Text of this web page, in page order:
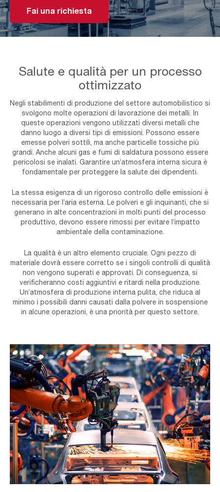
Fai una richiesta
Salute e qualità per un processo
ottimizzato
Negli stabilimenti di produzione del settore automobilistico si
svolgono molte operazioni di lavorazione dei metalli. In
queste operazioni vengono utilizzati diversi metalli che
danno luogo a diversi tipi di emissioni. Possono essere
emesse polveri sottili, ma anche particelle tossiche più
grandi. Anche alcuni gas e fumi di saldatura possono essere
pericolosi se inalati. Garantire un’atmosfera interna sicura è
fondamentale per proteggere la salute dei dipendenti.
La stessa esigenza di un rigoroso controllo delle emissioni è
necessaria per l’aria esterna. Le polveri e gli inquinanti, che si
generano in alte concentrazioni in molti punti del processo
produttivo, devono essere rimossi per evitare l’impatto
ambientale della contaminazione.
La qualità è un altro elemento cruciale. Ogni pezzo di
materiale dovrà essere corretto se i singoli controlli di qualità
non vengono superati e approvati. Di conseguenza, si
verificheranno costi aggiuntivi e ritardi nella produzione.
Un’atmosfera di produzione interna pulita, che riduca al
minimo i possibili danni causati dalla polvere in sospensione
in alcune operazioni, è una priorità per questo settore.